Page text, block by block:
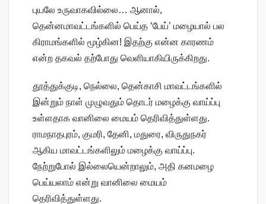
புயலே உருவாகவில்லை… ஆனால்,
தென்னமாவட்டங்களில் பெய்த ‘பேய்’ மழையால் பல
கிராமங்களில் மூழ்கின! இதற்கு என்ன காரணம்
என்ற தகவல் தற்போது வெளியாகியிருக்கிறது.
தூத்துக்குடி, நெல்லை, தென்காசி மாவட்டங்களில்
இன்றும் நாள் முழுவதும் தொடர் மழைக்கு வாய்ப்பு
உள்ளதாக வானிலை மையம் தெரிவித்துள்ளது.
ராமநாதபுரம், குமரி, தேனி, மதுரை, விருதுநகர்
ஆகிய மாவட்டங்களிலும் மழைக்கு வாய்ப்பு.
நேற்றுபோல் இல்லையென்றாலும், அதி கனமழை
பெய்யலாம் என்று வானிலை மையம்
தெரிவித்துள்ளது.